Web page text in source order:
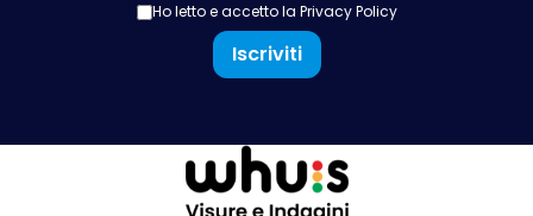
Ho letto e accetto la Privacy Policy
Iscriviti